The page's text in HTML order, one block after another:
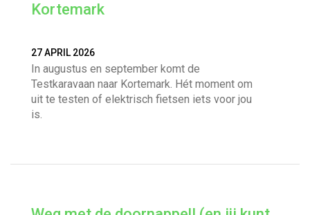
Kortemark
27 APRIL 2026
In augustus en september komt de
Testkaravaan naar Kortemark. Hét moment om
uit te testen of elektrisch fietsen iets voor jou
is.